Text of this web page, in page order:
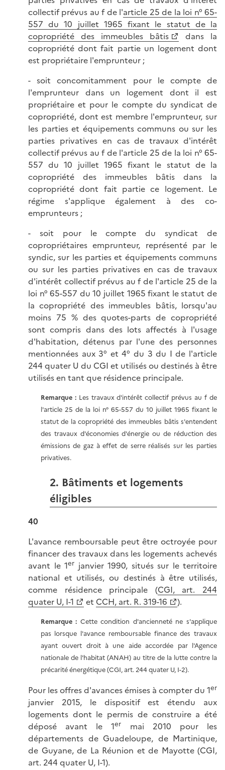
collectif prévus au f de l'article 25 de la loi n° 65-
557 du 10 juillet 1965 fixant le statut de la
copropriété des immeubles bâtis
dans la
copropriété dont fait partie un logement dont
est propriétaire l'emprunteur ;
- soit concomitamment pour le compte de
l'emprunteur dans un logement dont il est
propriétaire et pour le compte du syndicat de
copropriété, dont est membre l'emprunteur, sur
les parties et équipements communs ou sur les
parties privatives en cas de travaux d'intérêt
collectif prévus au f de l'article 25 de la loi n° 65-
557 du 10 juillet 1965 fixant le statut de la
copropriété des immeubles bâtis dans la
copropriété dont fait partie ce logement. Le
régime s'applique également à des co-
emprunteurs ;
- soit pour le compte du syndicat de
copropriétaires emprunteur, représenté par le
syndic, sur les parties et équipements communs
ou sur les parties privatives en cas de travaux
d'intérêt collectif prévus au f de l'article 25 de la
loi n° 65-557 du 10 juillet 1965 fixant le statut de
la copropriété des immeubles bâtis, lorsqu'au
moins 75 % des quotes-parts de copropriété
sont compris dans des lots affectés à l'usage
d'habitation, détenus par l'une des personnes
mentionnées aux 3° et 4° du 3 du I de l'article
244 quater U du CGI et utilisés ou destinés à être
utilisés en tant que résidence principale.
Remarque :Les travaux d'intérêt collectif prévus au f de
l'article 25 de la loi n° 65-557 du 10 juillet 1965 fixant le
statut de la copropriété des immeubles bâtis s'entendent
des travaux d'économies d'énergie ou de réduction des
émissions de gaz à effet de serre réalisés sur les parties
privatives.
2. Bâtiments et logements
éligibles
40
L'avance remboursable peut être octroyée pour
financer des travaux dans les logements achevés
avant le 1er janvier 1990, situés sur le territoire
national et utilisés, ou destinés à être utilisés,
comme résidence principale (CGI, art. 244
quater U, I-1
et CCH, art. R. 319-16 ).
Remarque : Cette condition d'ancienneté ne s'applique
pas lorsque l'avance remboursable finance des travaux
ayant ouvert droit à une aide accordée par l'Agence
nationale de l'habitat (ANAH) au titre de la lutte contre la
précarité énergétique (CGI, art. 244 quater U, I-2).
Pour les offres d'avances émises à compter du 1er
janvier 2015, le dispositif est étendu aux
logements dont le permis de construire a été
déposé avant le 1er
mai 2010 pour les
départements de Guadeloupe, de Martinique,
de Guyane, de La Réunion et de Mayotte (CGI,
art. 244 quater U, I-1).